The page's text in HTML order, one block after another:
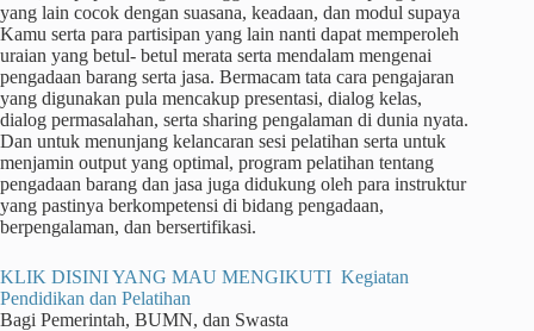
yang lain cocok dengan suasana, keadaan, dan modul supaya
Kamu serta para partisipan yang lain nanti dapat memperoleh
uraian yang betul- betul merata serta mendalam mengenai
pengadaan barang serta jasa. Bermacam tata cara pengajaran
yang digunakan pula mencakup presentasi, dialog kelas,
dialog permasalahan, serta sharing pengalaman di dunia nyata.
Dan untuk menunjang kelancaran sesi pelatihan serta untuk
menjamin output yang optimal, program pelatihan tentang
pengadaan barang dan jasa juga didukung oleh para instruktur
yang pastinya berkompetensi di bidang pengadaan,
berpengalaman, dan bersertifikasi.
KLIK DISINI YANG MAU MENGIKUTI Kegiatan
Pendidikan dan Pelatihan
Bagi Pemerintah, BUMN, dan Swasta